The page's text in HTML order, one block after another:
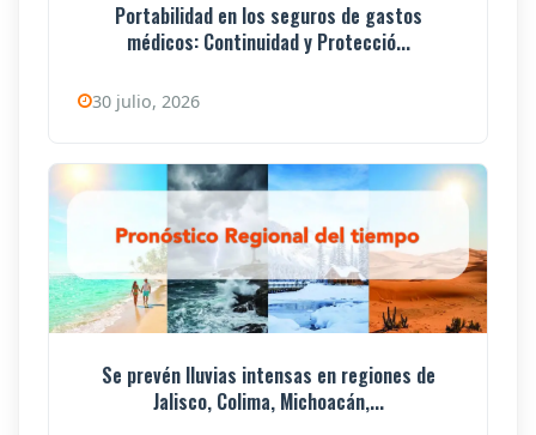
Portabilidad en los seguros de gastos
médicos: Continuidad y Protecció...
30 julio, 2026
Se prevén lluvias intensas en regiones de
Jalisco, Colima, Michoacán,...